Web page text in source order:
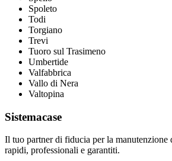
Spoleto
Todi
Torgiano
Trevi
Tuoro sul Trasimeno
Umbertide
Valfabbrica
Vallo di Nera
Valtopina
Sistemacase
Il tuo partner di fiducia per la manutenzione
rapidi, professionali e garantiti.